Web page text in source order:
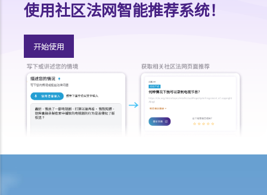
将如何分配？
样处置？
19. 拥有非同质化代币（NFT）是否等同拥有其版权？
20. 我可否于离职后使用在受雇工作期间制作的作品？
21. 可否在没有作品的正本的情况下保留作品的版权？
版权及科技资讯
22. 关于印刷品的版权法例，是否同样适用于电子形式作品？
使用社区法网智能推荐系统！
开始使用